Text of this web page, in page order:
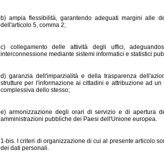
b) ampia flessibilità, garantendo adeguati margini alle
dell'articolo 5, comma 2;
c) collegamento delle attività degli uffici,
interconnessione mediante sistemi informatici e statistici
d) garanzia dell'imparzialità e della trasparenza
strutture per l'informazione ai cittadini e attribuzione ad
complessiva dello stesso;
e) armonizzazione degli orari di servizio e di apertura
amministrazioni pubbliche dei Paesi dell'Unione europea.
1-bis. I criteri di organizzazione di cui al presente articolo
dei dati personali.